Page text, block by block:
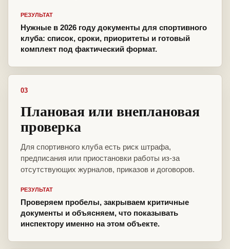
РЕЗУЛЬТАТ
Нужные в 2026 году документы для спортивного
клуба: список, сроки, приоритеты и готовый
комплект под фактический формат.
03
Плановая или внеплановая
проверка
Для спортивного клуба есть риск штрафа,
предписания или приостановки работы из-за
отсутствующих журналов, приказов и договоров.
РЕЗУЛЬТАТ
Проверяем пробелы, закрываем критичные
документы и объясняем, что показывать
инспектору именно на этом объекте.